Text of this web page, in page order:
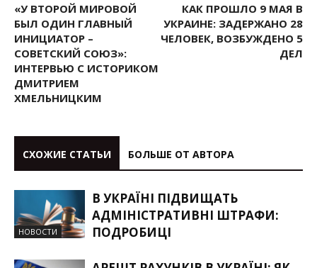
«У ВТОРОЙ МИРОВОЙ
БЫЛ ОДИН ГЛАВНЫЙ
ИНИЦИАТОР –
СОВЕТСКИЙ СОЮЗ»:
ИНТЕРВЬЮ С ИСТОРИКОМ
ДМИТРИЕМ
ХМЕЛЬНИЦКИМ
КАК ПРОШЛО 9 МАЯ В
УКРАИНЕ: ЗАДЕРЖАНО 28
ЧЕЛОВЕК, ВОЗБУЖДЕНО 5
ДЕЛ
СХОЖИЕ СТАТЬИ БОЛЬШЕ ОТ АВТОРА
НОВОСТИ
В УКРАЇНІ ПІДВИЩАТЬ
АДМІНІСТРАТИВНІ ШТРАФИ:
ПОДРОБИЦІ